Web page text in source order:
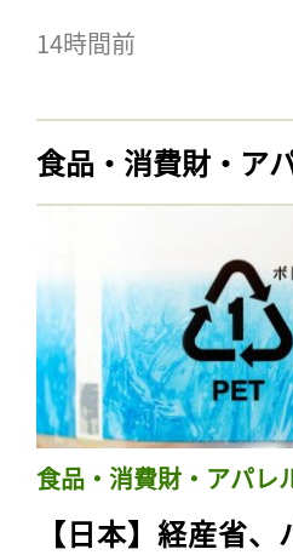
14時間前
食品・消費財・ア
食品・消費財・アパレ
【日本】経産省、